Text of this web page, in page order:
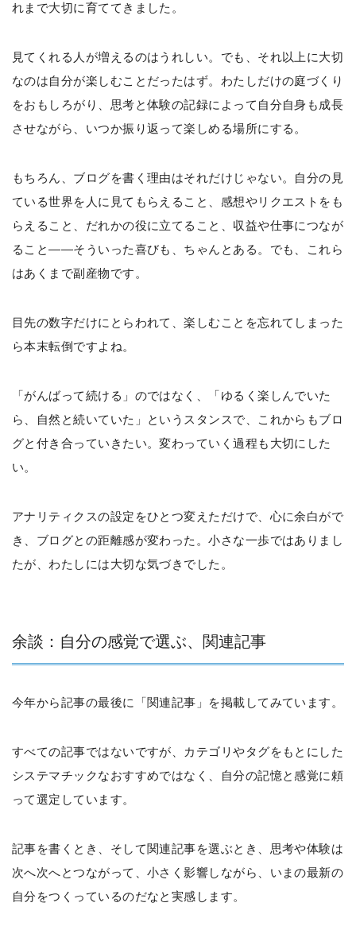
れまで大切に育ててきました。
見てくれる人が増えるのはうれしい。でも、それ以上に大切
なのは自分が楽しむことだったはず。わたしだけの庭づくり
をおもしろがり、思考と体験の記録によって自分自身も成長
させながら、いつか振り返って楽しめる場所にする。
もちろん、ブログを書く理由はそれだけじゃない。自分の見
ている世界を人に見てもらえること、感想やリクエストをも
らえること、だれかの役に立てること、収益や仕事につなが
ること——そういった喜びも、ちゃんとある。でも、これら
はあくまで副産物です。
目先の数字だけにとらわれて、楽しむことを忘れてしまった
ら本末転倒ですよね。
「がんばって続ける」のではなく、「ゆるく楽しんでいた
ら、自然と続いていた」というスタンスで、これからもブロ
グと付き合っていきたい。変わっていく過程も大切にした
い。
アナリティクスの設定をひとつ変えただけで、心に余白がで
き、ブログとの距離感が変わった。小さな一歩ではありまし
たが、わたしには大切な気づきでした。
余談：自分の感覚で選ぶ、関連記事
今年から記事の最後に「関連記事」を掲載してみています。
すべての記事ではないですが、カテゴリやタグをもとにした
システマチックなおすすめではなく、自分の記憶と感覚に頼
って選定しています。
記事を書くとき、そして関連記事を選ぶとき、思考や体験は
次へ次へとつながって、小さく影響しながら、いまの最新の
自分をつくっているのだなと実感します。